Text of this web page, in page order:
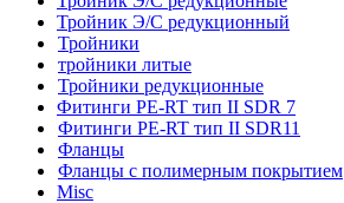
Тройник Э/С редукционный
Тройники
тройники литые
Тройники редукционные
Фитинги PE-RT тип II SDR 7
Фитинги PE-RT тип II SDR11
Фланцы
Фланцы с полимерным покрытием
Misc